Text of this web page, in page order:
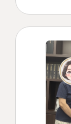
知県名古屋市中村区名
Access
い！！と、私